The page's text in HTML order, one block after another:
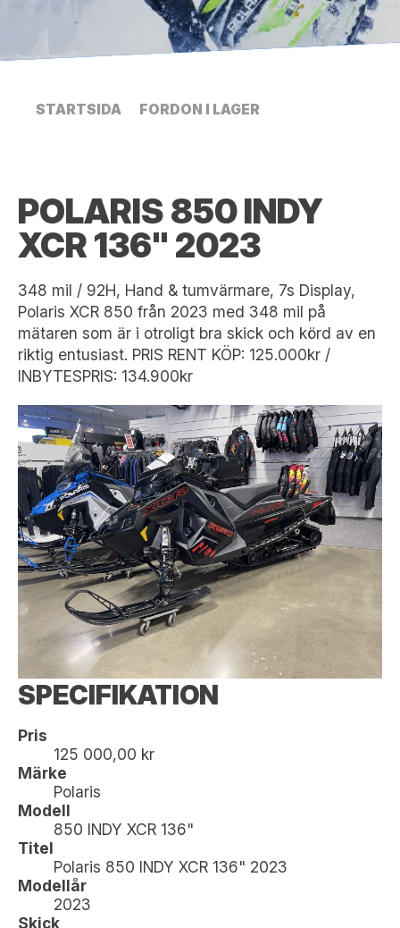
STARTSIDA FORDON I LAGER
POLARIS 850 INDY
XCR 136" 2023
348 mil / 92H, Hand & tumvärmare, 7s Display,
Polaris XCR 850 från 2023 med 348 mil på
mätaren som är i otroligt bra skick och körd av en
riktig entusiast. PRIS RENT KÖP: 125.000kr /
INBYTESPRIS: 134.900kr
SPECIFIKATION
Pris
125 000,00 kr
Märke
Polaris
Modell
850 INDY XCR 136"
Titel
Polaris 850 INDY XCR 136" 2023
Modellår
2023
Skick